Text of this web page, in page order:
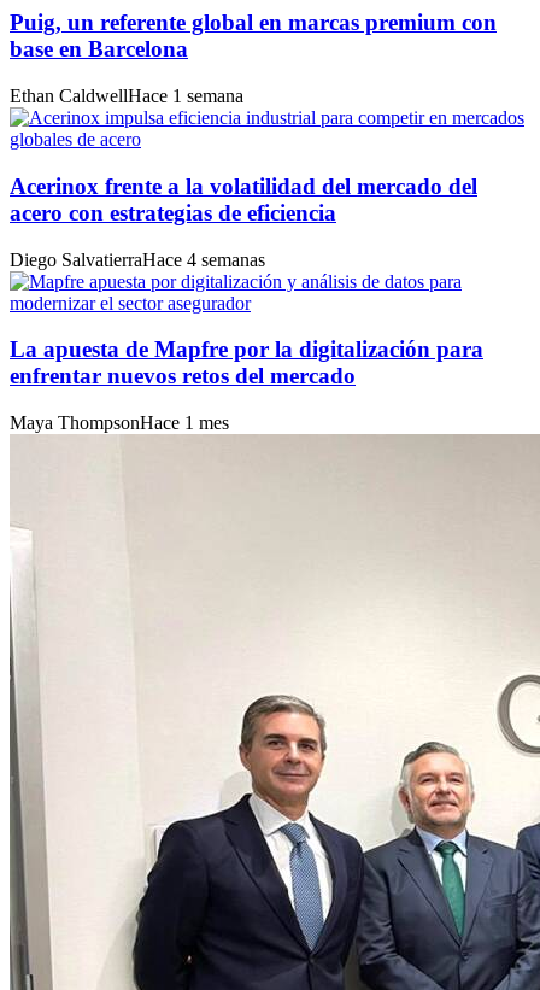
Puig, un referente global en marcas premium con
base en Barcelona
Ethan CaldwellHace 1 semana
Acerinox frente a la volatilidad del mercado del
acero con estrategias de eficiencia
Diego SalvatierraHace 4 semanas
La apuesta de Mapfre por la digitalización para
enfrentar nuevos retos del mercado
Maya ThompsonHace 1 mes